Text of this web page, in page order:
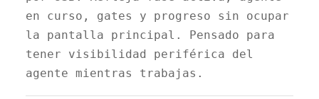
en curso, gates y progreso sin ocupar
la pantalla principal. Pensado para
tener visibilidad periférica del
agente mientras trabajas.